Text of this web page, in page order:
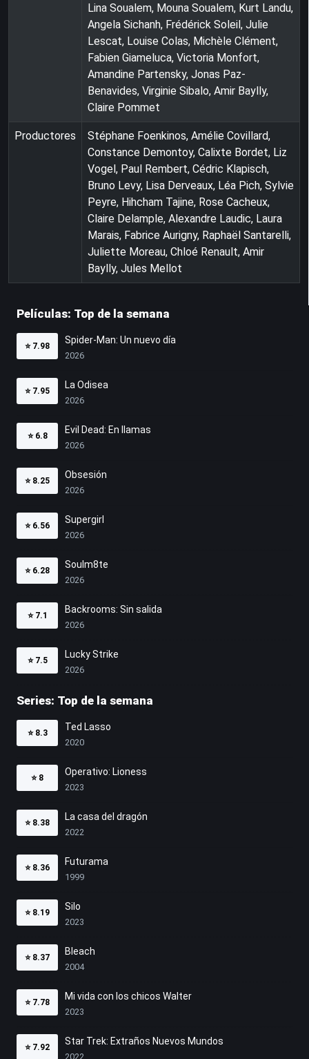
Lina Soualem, Mouna Soualem, Kurt Landu,
Angela Sichanh, Frédérick Soleil, Julie
Lescat, Louise Colas, Michèle Clément,
Fabien Giameluca, Victoria Monfort,
Amandine Partensky, Jonas Paz-
Benavides, Virginie Sibalo, Amir Baylly,
Claire Pommet
Productores
Stéphane Foenkinos, Amélie Covillard,
Constance Demontoy, Calixte Bordet, Liz
Vogel, Paul Rembert, Cédric Klapisch,
Bruno Levy, Lisa Derveaux, Léa Pich, Sylvie
Peyre, Hihcham Tajine, Rose Cacheux,
Claire Delample, Alexandre Laudic, Laura
Marais, Fabrice Aurigny, Raphaël Santarelli,
Juliette Moreau, Chloé Renault, Amir
Baylly, Jules Mellot
Películas: Top de la semana
⭐ 7.98
Spider-Man: Un nuevo día
2026
⭐ 7.95
La Odisea
2026
⭐ 6.8
Evil Dead: En llamas
2026
⭐ 8.25
Obsesión
2026
⭐ 6.56
Supergirl
2026
⭐ 6.28
Soulm8te
2026
⭐ 7.1
Backrooms: Sin salida
2026
⭐ 7.5
Lucky Strike
2026
Series: Top de la semana
⭐ 8.3
Ted Lasso
2020
⭐ 8
Operativo: Lioness
2023
⭐ 8.38
La casa del dragón
2022
⭐ 8.36
Futurama
1999
⭐ 8.19
Silo
2023
⭐ 8.37
Bleach
2004
⭐ 7.78
Mi vida con los chicos Walter
2023
⭐ 7.92
Star Trek: Extraños Nuevos Mundos
2022